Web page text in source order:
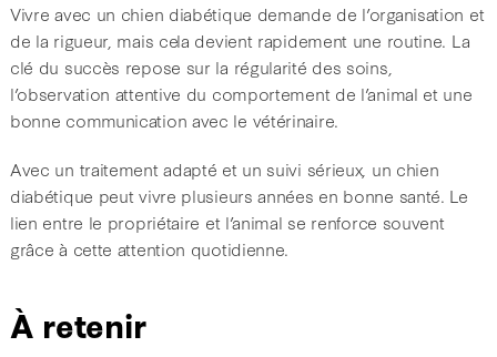
Vivre avec un chien diabétique demande de l’organisation et
de la rigueur, mais cela devient rapidement une routine. La
clé du succès repose sur la régularité des soins,
l’observation attentive du comportement de l’animal et une
bonne communication avec le vétérinaire.
Avec un traitement adapté et un suivi sérieux, un chien
diabétique peut vivre plusieurs années en bonne santé. Le
lien entre le propriétaire et l’animal se renforce souvent
grâce à cette attention quotidienne.
À retenir